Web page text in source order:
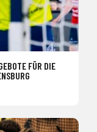
FÜR DIE